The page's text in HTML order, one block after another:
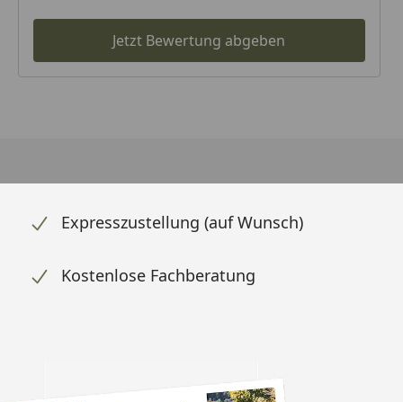
Jetzt Bewertung abgeben
Expresszustellung (auf Wunsch)
Kostenlose Fachberatung